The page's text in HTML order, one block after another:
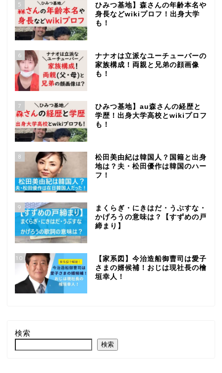
5
ひみつ基地】森さんの年齢本名や
身長などwikiプロフ！出身大学
も！
6
ナナオは立派なユーチューバーの
家族構成！両親と兄弟の顔画像
も！
7
ひみつ基地】au森さんの経歴と
学歴！出身大学高校とwikiプロフ
も！
8
松田美由紀は韓国人？国籍と出身
地は？夫・松田優作は韓国のハー
フ！
9
まくらぎ・にきはだ・うぶすな・
かげろうの意味は？【すずめの戸
締まり】
10
【家系図】今治造船御曹司は愛子
さまの婿候補！おじは現社長の檜
垣幸人！
検索
検索